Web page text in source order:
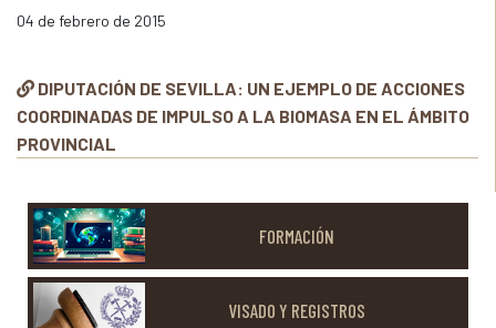
04 de febrero de 2015
DIPUTACIÓN DE SEVILLA: UN EJEMPLO DE ACCIONES
COORDINADAS DE IMPULSO A LA BIOMASA EN EL ÁMBITO
PROVINCIAL
FORMACIÓN
VISADO Y REGISTROS